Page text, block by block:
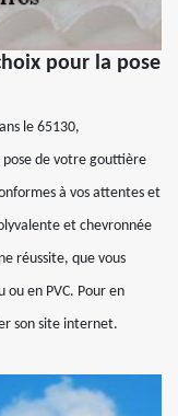
pour la pose
le 65130,
pose de votre gouttière
à vos attentes et
et chevronnée
réussite, que vous
en PVC. Pour en
son site internet.